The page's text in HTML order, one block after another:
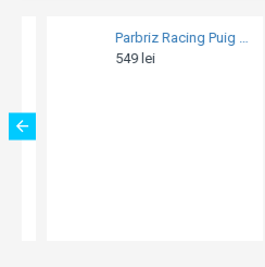
Parbriz Z-Racing Puig - Honda VFR 1200 F (2010-2017)
599 lei